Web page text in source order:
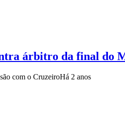
árbitro da final do
com o CruzeiroHá 2 anos